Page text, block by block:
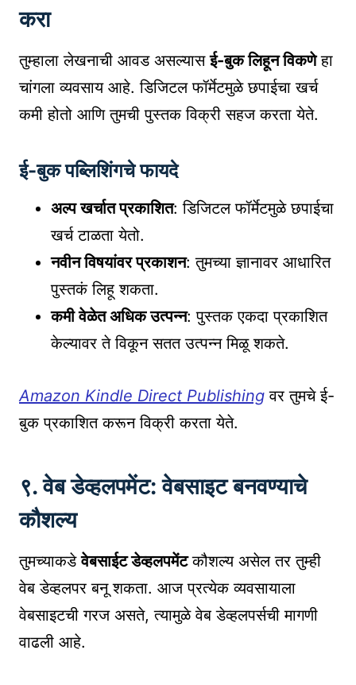
करा
तुम्हाला लेखनाची आवड असल्यासई-बुक लिहून विकणेहा
चांगला व्यवसाय आहे. डिजिटल फॉर्मेटमुळे छपाईचा खर्च
कमी होतो आणि तुमची पुस्तक विक्री सहज करता येते.
ई-बुक पब्लिशिंगचे फायदे
अल्प खर्चात प्रकाशित: डिजिटल फॉर्मेटमुळे छपाईचा
खर्च टाळता येतो.
नवीन विषयांवर प्रकाशन: तुमच्या ज्ञानावर आधारित
पुस्तकं लिहू शकता.
कमी वेळेत अधिक उत्पन्न: पुस्तक एकदा प्रकाशित
केल्यावर ते विकून सतत उत्पन्न मिळू शकते.
Amazon Kindle Direct Publishing वर तुमचे ई-
बुक प्रकाशित करून विक्री करता येते.
९. वेब डेव्हलपमेंट: वेबसाइट बनवण्याचे
कौशल्य
तुमच्याकडेवेबसाईट डेव्हलपमेंटकौशल्य असेल तर तुम्ही
वेब डेव्हलपर बनू शकता. आज प्रत्येक व्यवसायाला
वेबसाइटची गरज असते, त्यामुळे वेब डेव्हलपर्सची मागणी
वाढली आहे.